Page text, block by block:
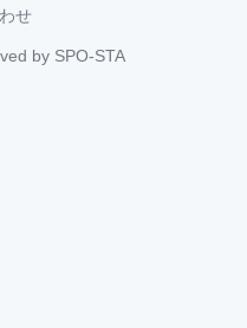
せ
by SPO-STA